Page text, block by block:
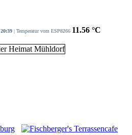
20:39| Temperatur vom ESP8266 11.56 °C